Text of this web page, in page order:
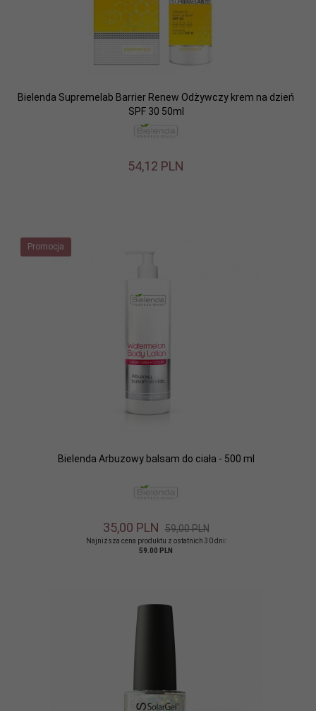
Bielenda Supremelab Barrier Renew Odżywczy krem na dzień
SPF 30 50ml
54,12 PLN
Promocja
Bielenda Arbuzowy balsam do ciała - 500 ml
35,00 PLN 59,00 PLN
Najniższa cena produktu z ostatnich 30 dni:
59.00 PLN